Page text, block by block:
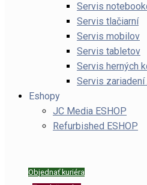
Servis
Servis tlačiarní
Servis mobilov
Servis tabletov
Servis herných
Servis zariadení
Eshopy
JC Media ESHOP
Refurbished ESHOP
Objednať kuriéra